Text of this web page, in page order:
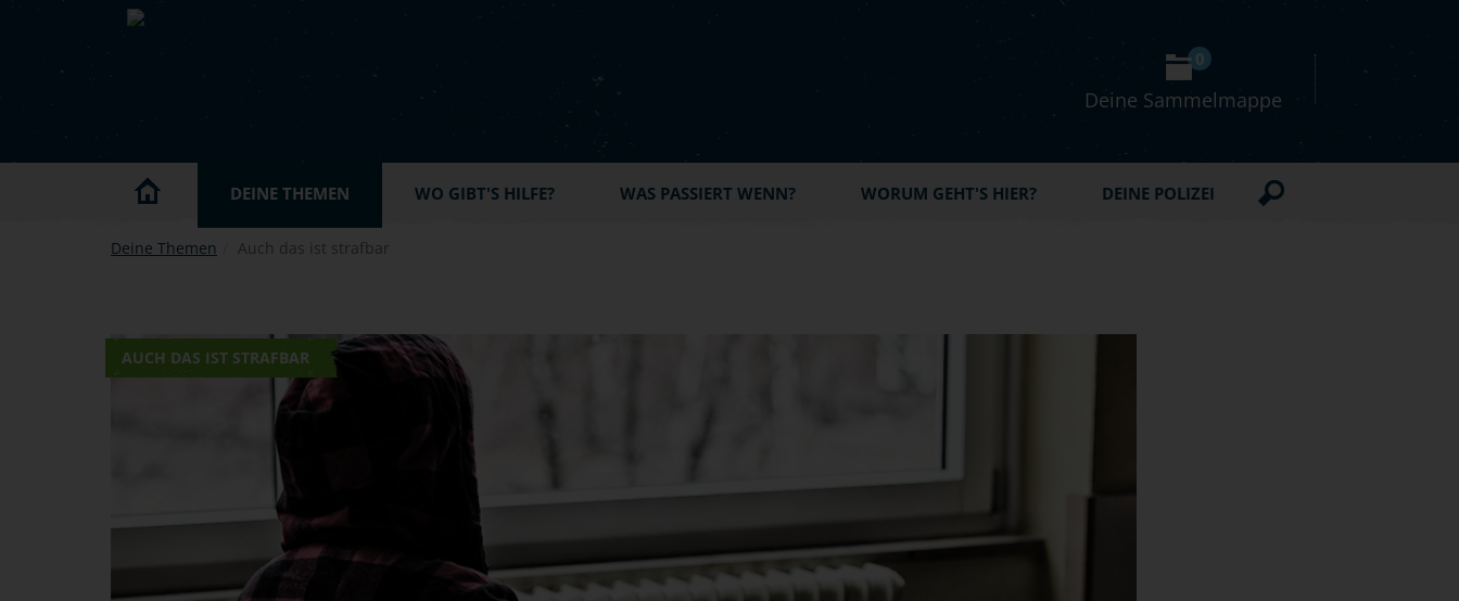
Skip to main content
Deine Sammelmappe
0
DEINE THEMEN WO GIBT'S HILFE? WAS PASSIERT WENN? WORUM GEHT'S HIER? DEINE POLIZEI
Deine Themen Auch das ist strafbar
AUCH DAS IST STRAFBAR